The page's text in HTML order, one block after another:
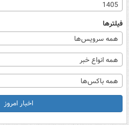
1405
فیلترها
همه سرویس‌ها
همه انواع خبر
همه باکس‌ها
اخبار امروز